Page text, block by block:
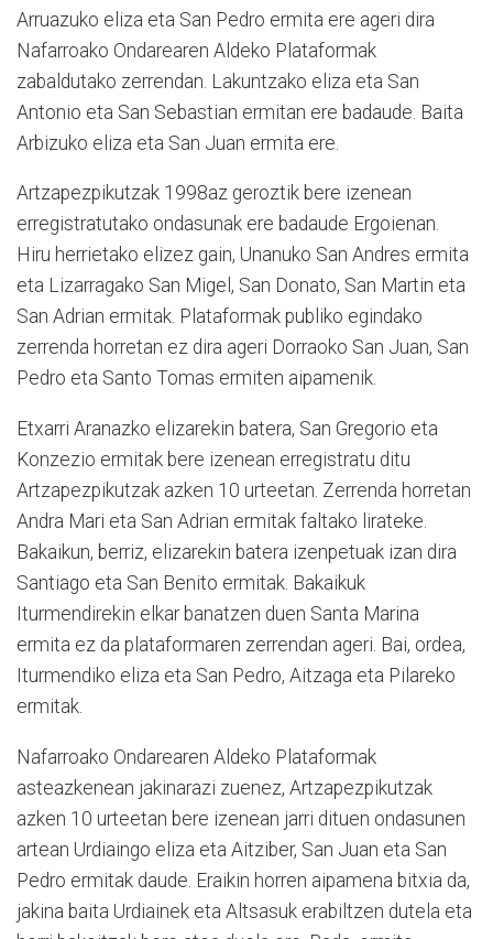
Arruazuko eliza eta San Pedro ermita ere ageri dira
Nafarroako Ondarearen Aldeko Plataformak
zabaldutako zerrendan. Lakuntzako eliza eta San
Antonio eta San Sebastian ermitan ere badaude. Baita
Arbizuko eliza eta San Juan ermita ere.
Artzapezpikutzak 1998az geroztik bere izenean
erregistratutako ondasunak ere badaude Ergoienan.
Hiru herrietako elizez gain, Unanuko San Andres ermita
eta Lizarragako San Migel, San Donato, San Martin eta
San Adrian ermitak. Plataformak publiko egindako
zerrenda horretan ez dira ageri Dorraoko San Juan, San
Pedro eta Santo Tomas ermiten aipamenik.
Etxarri Aranazko elizarekin batera, San Gregorio eta
Konzezio ermitak bere izenean erregistratu ditu
Artzapezpikutzak azken 10 urteetan. Zerrenda horretan
Andra Mari eta San Adrian ermitak faltako lirateke.
Bakaikun, berriz, elizarekin batera izenpetuak izan dira
Santiago eta San Benito ermitak. Bakaikuk
Iturmendirekin elkar banatzen duen Santa Marina
ermita ez da plataformaren zerrendan ageri. Bai, ordea,
Iturmendiko eliza eta San Pedro, Aitzaga eta Pilareko
ermitak.
Nafarroako Ondarearen Aldeko Plataformak
asteazkenean jakinarazi zuenez, Artzapezpikutzak
azken 10 urteetan bere izenean jarri dituen ondasunen
artean Urdiaingo eliza eta Aitziber, San Juan eta San
Pedro ermitak daude. Eraikin horren aipamena bitxia da,
jakina baita Urdiainek eta Altsasuk erabiltzen dutela eta